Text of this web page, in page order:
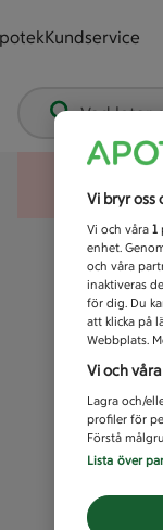
Kundservice
Vad letar
Vi bryr oss
Vi och våra 1
enhet.
och våra
inaktiveras
för dig. Du
att klicka på
Webbplats.
Vi och
Lagra och/
profiler för
Förstå
Lista över